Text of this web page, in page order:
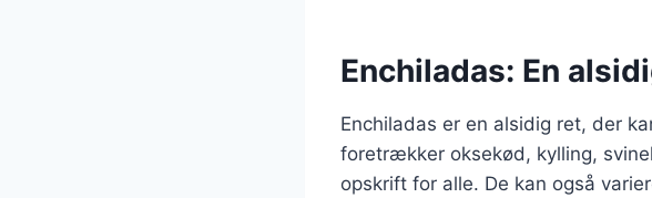
Enchiladas: En
Enchiladas er en alsidig ret, der
foretrækker oksekød, kylling,
opskrift for alle. De kan også